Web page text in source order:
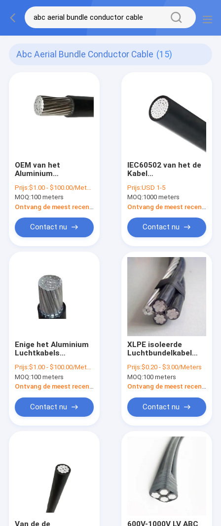
Abc Aerial Bundle Conductor Cable (15)
OEM van het
Aluminium
XLPE Lucht de
Bundelleider Cable
van ABC
Prijs:$1.00 - $100.00/Meters
MOQ:100 meters
Contact nu
IEC60502 van het de
Kabel
ABC de Lucht
Gebundelde
Geïsoleerde Draad
XLPE
Prijs:USD 1-5
MOQ:1000 meters
Contact nu
Enige het Aluminium
Luchtkabels
van Kernabc XLPE
Prijs:$1.00 - $100.00/Meters
MOQ:100 meters
Contact nu
XLPE isoleerde
Luchtbundelkabel
Aluminiumdraad van
Kernquadruplex
Prijs:$0.20 - $3.00/Meters
MOQ:100 meters
Contact nu
Van de de
600V-1000V LV ABC